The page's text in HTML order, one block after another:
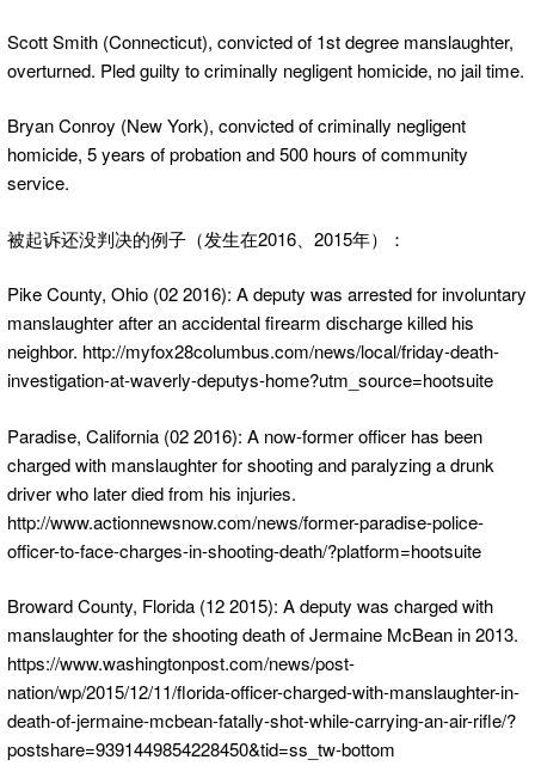
Scott Smith (Connecticut), convicted of 1st degree manslaughter,
overturned. Pled guilty to criminally negligent homicide, no jail time.
Bryan Conroy (New York), convicted of criminally negligent
homicide, 5 years of probation and 500 hours of community
service.
被起诉还没判决的例子（发生在2016、2015年）：
Pike County, Ohio (02 2016): A deputy was arrested for involuntary
manslaughter after an accidental firearm discharge killed his
neighbor. http://myfox28columbus.com/news/local/friday-death-
investigation-at-waverly-deputys-home?utm_source=hootsuite
Paradise, California (02 2016): A now-former officer has been
charged with manslaughter for shooting and paralyzing a drunk
driver who later died from his injuries.
http://www.actionnewsnow.com/news/former-paradise-police-
officer-to-face-charges-in-shooting-death/?platform=hootsuite
Broward County, Florida (12 2015): A deputy was charged with
manslaughter for the shooting death of Jermaine McBean in 2013.
https://www.washingtonpost.com/news/post-
nation/wp/2015/12/11/florida-officer-charged-with-manslaughter-in-
death-of-jermaine-mcbean-fatally-shot-while-carrying-an-air-rifle/?
postshare=9391449854228450&tid=ss_tw-bottom